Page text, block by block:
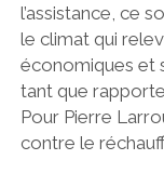
l’assistance, ce
le climat qui
économiques et
tant que
Pour Pierre
contre le